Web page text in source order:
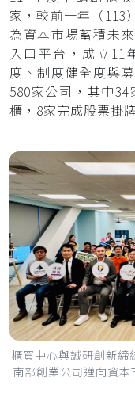
家，較前一年（113
為資本市場蓄積未
入口平台，成立11
度、制度健全度與
580家公司，其中
櫃，8家完成股票掛
櫃買中心與誠研創新
南部創業公司邁向資